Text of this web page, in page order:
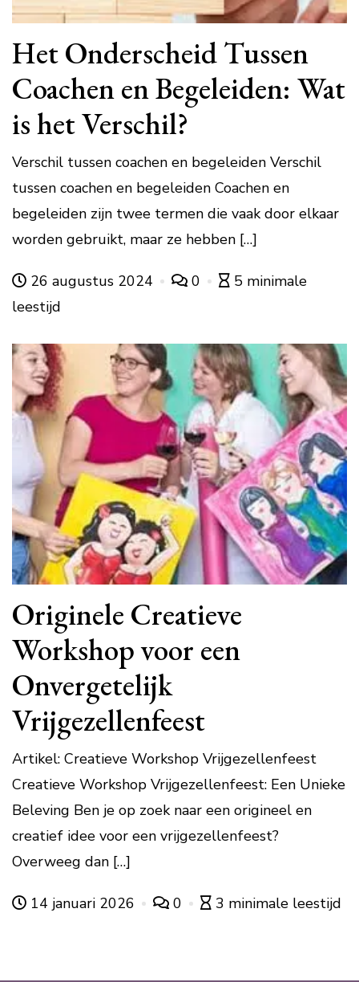
Het Onderscheid Tussen
Coachen en Begeleiden: Wat
is het Verschil?
Verschil tussen coachen en begeleiden Verschil
tussen coachen en begeleiden Coachen en
begeleiden zijn twee termen die vaak door elkaar
worden gebruikt, maar ze hebben […]
26 augustus 2024 0
5 minimale
leestijd
Originele Creatieve
Workshop voor een
Onvergetelijk
Vrijgezellenfeest
Artikel: Creatieve Workshop Vrijgezellenfeest
Creatieve Workshop Vrijgezellenfeest: Een Unieke
Beleving Ben je op zoek naar een origineel en
creatief idee voor een vrijgezellenfeest?
Overweeg dan […]
14 januari 2026 0 3 minimale leestijd